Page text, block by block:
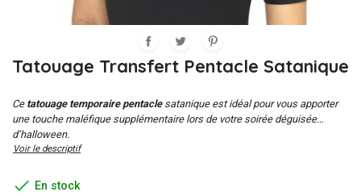
Tatouage Transfert Pentacle Satanique
Cetatouage temporaire pentaclesatanique est idéal pour vous apporter
une touche maléfique supplémentaire lors de votre soirée déguisée
d’halloween.
Voir le descriptif
 En stock